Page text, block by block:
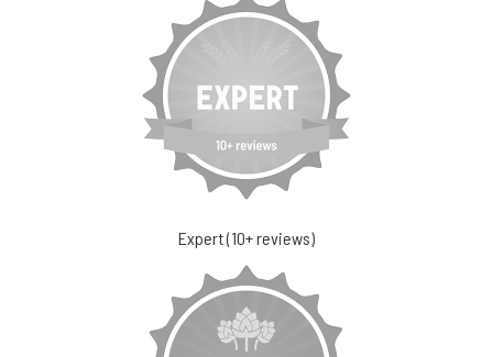
Expert (10+ reviews)